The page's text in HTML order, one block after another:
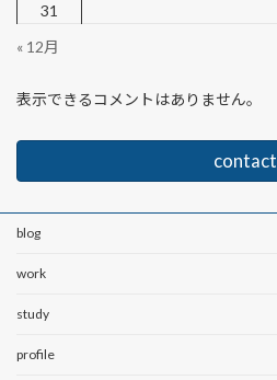
31
« 12月
表示できるコメントはありません。
contact
blog
work
study
profile